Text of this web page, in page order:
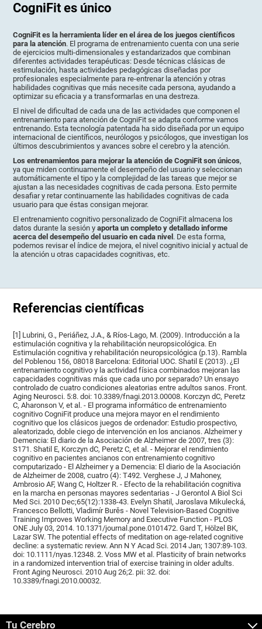
CogniFit es único
CogniFit es la herramienta líder en el área de los juegos científicos
para la atención. El programa de entrenamiento cuenta con una serie
de ejercicios multi-dimensionales y estandarizados que combinan
diferentes actividades terapéuticas: Desde técnicas clásicas de
estimulación, hasta actividades pedagógicas diseñadas por
profesionales especialmente para re-entrenar la atención y otras
habilidades cognitivas que más necesite cada persona, ayudando a
optimizar su eficacia y a transformarlas en una destreza.
El nivel de dificultad de cada una de las actividades que componen el
entrenamiento para atención de CogniFit se adapta conforme vamos
entrenando. Esta tecnología patentada ha sido diseñada por un equipo
internacional de científicos, neurólogos y psicólogos, que investigan los
últimos descubrimientos y avances sobre el cerebro y la atención.
Los entrenamientos para mejorar la atención de CogniFit son únicos,
ya que miden continuamente el desempeño del usuario y seleccionan
automáticamente el tipo y la complejidad de las tareas que mejor se
ajustan a las necesidades cognitivas de cada persona. Esto permite
desafiar y retar continuamente las habilidades cognitivas de cada
usuario para que éstas consigan mejorar.
El entrenamiento cognitivo personalizado de CogniFit almacena los
datos durante la sesión yaporta un completo y detallado informe
acerca del desempeño del usuario en cada nivel . De esta forma,
podemos revisar el índice de mejora, el nivel cognitivo inicial y actual de
la atención u otras capacidades cognitivas, etc.
Referencias científicas
[1] Lubrini, G., Periáñez, J.A., & Ríos-Lago, M. (2009). Introducción a la
estimulación cognitiva y la rehabilitación neuropsicológica. En
Estimulación cognitiva y rehabilitación neuropsicológica (p.13). Rambla
del Poblenou 156, 08018 Barcelona: Editorial UOC. Shatil E (2013). ¿El
entrenamiento cognitivo y la actividad física combinados mejoran las
capacidades cognitivas más que cada uno por separado? Un ensayo
controlado de cuatro condiciones aleatorias entre adultos sanos. Front.
Aging Neurosci. 5:8. doi: 10.3389/fnagi.2013.00008. Korczyn dC, Peretz
C, Aharonson V, et al. - El programa informático de entrenamiento
cognitivo CogniFit produce una mejora mayor en el rendimiento
cognitivo que los clásicos juegos de ordenador: Estudio prospectivo,
aleatorizado, doble ciego de intervención en los ancianos. Alzheimer y
Demencia: El diario de la Asociación de Alzheimer de 2007, tres (3):
S171. Shatil E, Korczyn dC, Peretz C, et al. - Mejorar el rendimiento
cognitivo en pacientes ancianos con entrenamiento cognitivo
computarizado - El Alzheimer y a Demencia: El diario de la Asociación
de Alzheimer de 2008, cuatro (4): T492. Verghese J, J Mahoney,
Ambrosio AF, Wang C, Holtzer R. - Efecto de la rehabilitación cognitiva
en la marcha en personas mayores sedentarias - J Gerontol A Biol Sci
Med Sci. 2010 Dec;65(12):1338-43. Evelyn Shatil, Jaroslava Mikulecká,
Francesco Bellotti, Vladimír Burěs - Novel Television-Based Cognitive
Training Improves Working Memory and Executive Function - PLOS
ONE July 03, 2014. 10.1371/journal.pone.0101472. Gard T, Hölzel BK,
Lazar SW. The potential effects of meditation on age-related cognitive
decline: a systematic review. Ann N Y Acad Sci. 2014 Jan; 1307:89-103.
doi: 10.1111/nyas.12348. 2. Voss MW et al. Plasticity of brain networks
in a randomized intervention trial of exercise training in older adults.
Front Aging Neurosci. 2010 Aug 26;2. pii: 32. doi:
10.3389/fnagi.2010.00032.
Tu Cerebro